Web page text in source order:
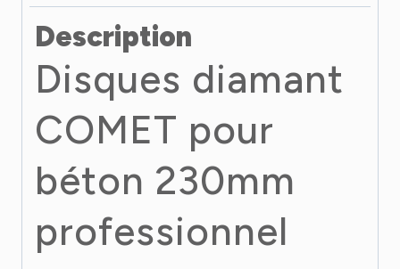
Description
Disques diamant
COMET pour
béton 230mm
professionnel